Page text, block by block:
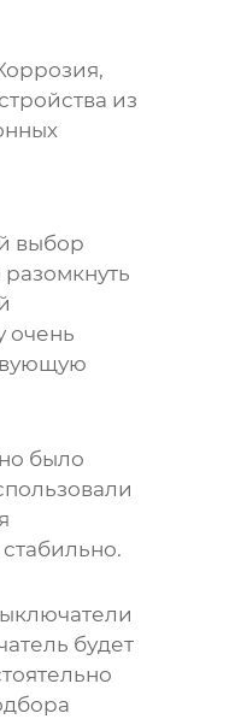
из
выбор
очень
было
будет